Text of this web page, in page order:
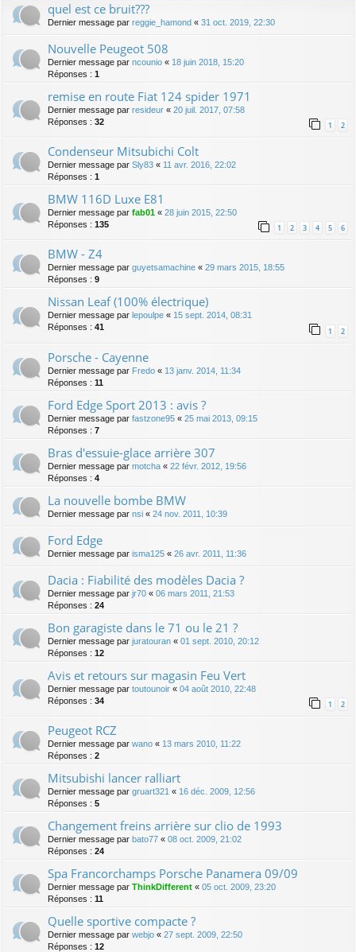
quel est ce bruit???
Dernier message par reggie_hamond « 31 oct. 2019, 22:30
Nouvelle Peugeot 508
Dernier message par ncounio « 18 juin 2018, 15:20
Réponses : 1
remise en route Fiat 124 spider 1971
Dernier message par resideur « 20 juil. 2017, 07:58
Réponses : 32 1 2
Condenseur Mitsubichi Colt
Dernier message par Sly83 « 11 avr. 2016, 22:02
Réponses : 1
BMW 116D Luxe E81
Dernier message par fab01 « 28 juin 2015, 22:50
Réponses : 135 1 2 3 4 5 6
BMW - Z4
Dernier message par guyetsamachine « 29 mars 2015, 18:55
Réponses : 9
Nissan Leaf (100% électrique)
Dernier message par lepoulpe « 15 sept. 2014, 08:31
Réponses : 41 1 2
Porsche - Cayenne
Dernier message par Fredo « 13 janv. 2014, 11:34
Réponses : 11
Ford Edge Sport 2013 : avis ?
Dernier message par fastzone95 « 25 mai 2013, 09:15
Réponses : 7
Bras d'essuie-glace arrière 307
Dernier message par motcha « 22 févr. 2012, 19:56
Réponses : 4
La nouvelle bombe BMW
Dernier message par nsi « 24 nov. 2011, 10:39
Ford Edge
Dernier message par isma125 « 26 avr. 2011, 11:36
Dacia : Fiabilité des modèles Dacia ?
Dernier message par jr70 « 06 mars 2011, 21:53
Réponses : 24
Bon garagiste dans le 71 ou le 21 ?
Dernier message par juratouran « 01 sept. 2010, 20:12
Réponses : 12
Avis et retours sur magasin Feu Vert
Dernier message par toutounoir « 04 août 2010, 22:48
Réponses : 34 1 2
Peugeot RCZ
Dernier message par wano « 13 mars 2010, 11:22
Réponses : 2
Mitsubishi lancer ralliart
Dernier message par gruart321 « 16 déc. 2009, 12:56
Réponses : 5
Changement freins arrière sur clio de 1993
Dernier message par bato77 « 08 oct. 2009, 21:02
Réponses : 24
Spa Francorchamps Porsche Panamera 09/09
Dernier message par ThinkDifferent « 05 oct. 2009, 23:20
Réponses : 11
Quelle sportive compacte ?
Dernier message par webjo « 27 sept. 2009, 22:50
Réponses : 12